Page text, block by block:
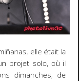
elle était la
projet solo, où il
dimanches, de